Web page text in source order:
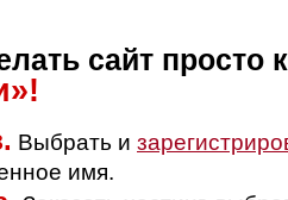
сайт просто
Выбрать и
имя.